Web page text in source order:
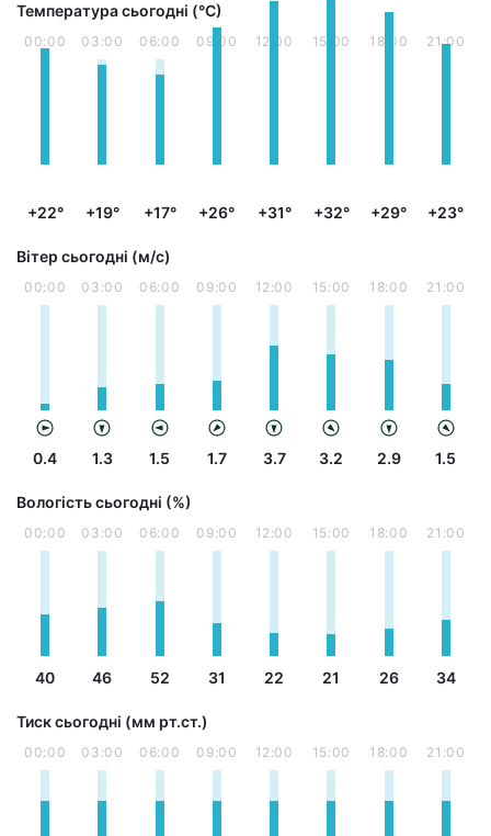
Температура сьогодні (°С)
00:00
+22°
03:00
+19°
06:00
+17°
09:00
+26°
12:00
+31°
15:00
+32°
18:00
+29°
21:00
+23°
Вітер сьогодні (м/с)
00:00
0.4
03:00
1.3
06:00
1.5
09:00
1.7
12:00
3.7
15:00
3.2
18:00
2.9
21:00
1.5
Вологість сьогодні (%)
00:00
40
03:00
46
06:00
52
09:00
31
12:00
22
15:00
21
18:00
26
21:00
34
Тиск сьогодні (мм рт.ст.)
00:00 03:00 06:00 09:00 12:00 15:00 18:00 21:00